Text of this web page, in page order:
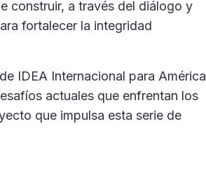
construir, a través del diálogo y
fortalecer la integridad
IDEA Internacional para América
actuales que enfrentan los
que impulsa esta serie de